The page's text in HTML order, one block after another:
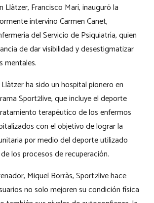
Llàtzer, Francisco Marí, inauguró la
intervino Carmen Canet,
del Servicio de Psiquiatría, quien
de dar visibilidad y desestigmatizar
mentales.
ha sido un hospital pionero en
Sport2live, que incluye el deporte
terapéutico de los enfermos
con el objetivo de lograr la
por medio del deporte utilizado
los procesos de recuperación.
Miquel Borràs, Sport2live hace
no solo mejoren su condición física